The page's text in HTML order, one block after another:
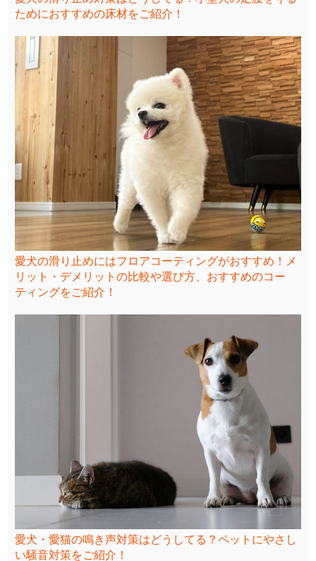
ためにおすすめの床材をご紹介！
愛犬の滑り止めにはフロアコーティングがおすすめ！メ
リット・デメリットの比較や選び方、おすすめのコー
ティングをご紹介！
愛犬・愛猫の鳴き声対策はどうしてる？ペットにやさし
い騒音対策をご紹介！